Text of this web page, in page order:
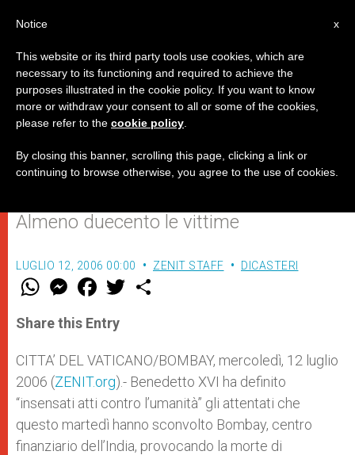
Benedetto XVI: gli attentati
terroristici a Bombay, “insensati
atti contro l’umanità”
Almeno duecento le vittime
LUGLIO 12, 2006 00:00 ZENIT STAFF DICASTERI
W
t
s
p
p
M
e
s
e
g
e
r
F
a
e
b
o
k
w
r
Share this Entry
CITTA’ DEL VATICANO/BOMBAY, mercoledì, 12 luglio
2006 (ZENIT.org).- Benedetto XVI ha definito
“insensati atti contro l’umanità” gli attentati che
questo martedì hanno sconvolto Bombay, centro
finanziario dell’India, provocando la morte di
x
Notice
This website or its third party tools use cookies, which are
necessary to its functioning and required to achieve the
purposes illustrated in the cookie policy. If you want to know
more or withdraw your consent to all or some of the cookies,
please refer to the cookie policy
By closing this banner, scrolling this page, clicking a link or
continuing to browse otherwise, you agree to the use of cookies.